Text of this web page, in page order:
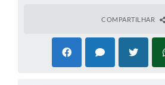
COMPARTILHAR